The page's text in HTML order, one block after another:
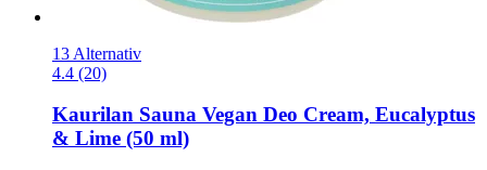
13 Alternativ
4.4 (20)
Kaurilan Sauna Vegan Deo Cream, Eucalyptus
& Lime (50 ml)